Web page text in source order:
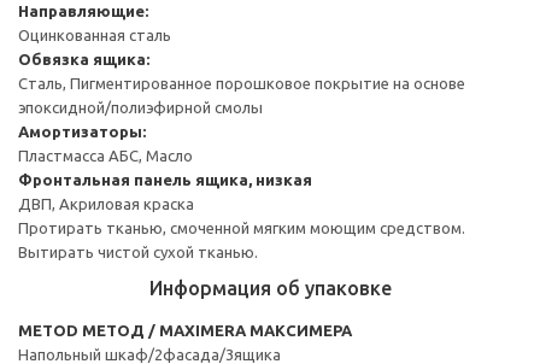
Направляющие:
Оцинкованная сталь
Обвязка ящика:
Сталь, Пигментированное порошковое покрытие на основе
эпоксидной/полиэфирной смолы
Амортизаторы:
Пластмасса АБС, Масло
Фронтальная панель ящика, низкая
ДВП, Акриловая краска
Протирать тканью, смоченной мягким моющим средством.
Вытирать чистой сухой тканью.
Информация об упаковке
METOD МЕТОД / MAXIMERA МАКСИМЕРА
Напольный шкаф/2фасада/3ящика